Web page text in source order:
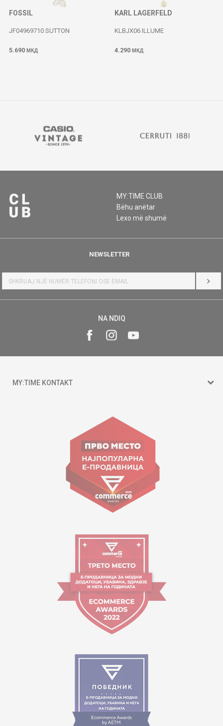
FOSSIL
JF04969710 SUTTON
5.690 МКД
KARL LAGERFELD
KLBJX06 ILLUME
4.290 МКД
MY:TIME CLUB
Bëhu anëtar
Lexo më shumë
NEWSLETTER
HYR
NA NDIQ
MY:TIME KONTAKT
Goce Nikolovski 74 Shkup
contact@mytime.mk
Orari i punës:
09:00 - 17:00